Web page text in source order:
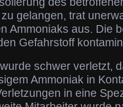
gelangen, trat
Ammoniaks aus. Die
Gefahrstoff
schwer verletzt,
Ammoniak in
in eine